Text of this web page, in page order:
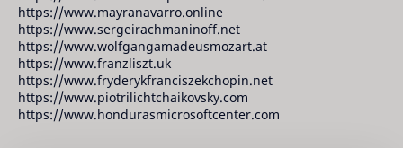
https://www.mayranavarro.online
https://www.sergeirachmaninoff.net
https://www.wolfgangamadeusmozart.at
https://www.franzliszt.uk
https://www.fryderykfranciszekchopin.net
https://www.piotrilichtchaikovsky.com
https://www.hondurasmicrosoftcenter.com